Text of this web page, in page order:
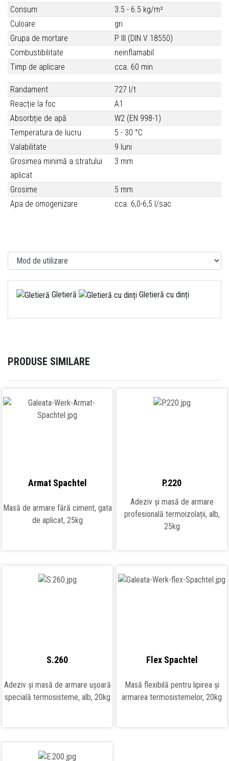
Consum
3.5 - 6.5 kg/m²
Culoare
gri
Grupa de mortare
P III (DIN V 18550)
Combustibilitate
neinflamabil
Timp de aplicare
cca. 60 min
Randament
727 l/t
Reacție la foc
A1
Absorbție de apă
W2 (EN 998-1)
Temperatura de lucru
5 - 30 °C
Valabilitate
9 luni
Grosimea minimă a stratului
aplicat
3 mm
Grosime
5 mm
Apa de omogenizare
cca. 6,0-6,5 l/sac
Gletieră Gletieră cu dinți
PRODUSE SIMILARE
Armat Spachtel
Masă de armare fără ciment, gata
de aplicat, 25kg
P.220
Adeziv și masă de armare
profesională termoizolații, alb,
25kg
S.260
Adeziv și masă de armare ușoară
specială termosisteme, alb, 20kg
Flex Spachtel
Masă flexibilă pentru lipirea și
armarea termosistemelor, 20kg